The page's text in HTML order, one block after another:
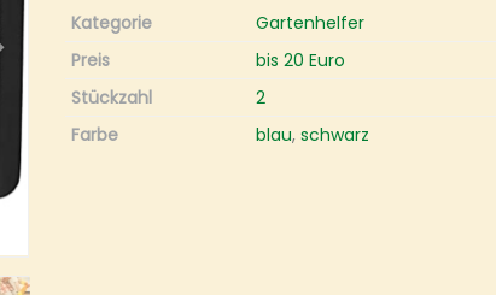
Kategorie
Gartenhelfer
Preis
bis 20 Euro
Stückzahl
2
Farbe
blau, schwarz